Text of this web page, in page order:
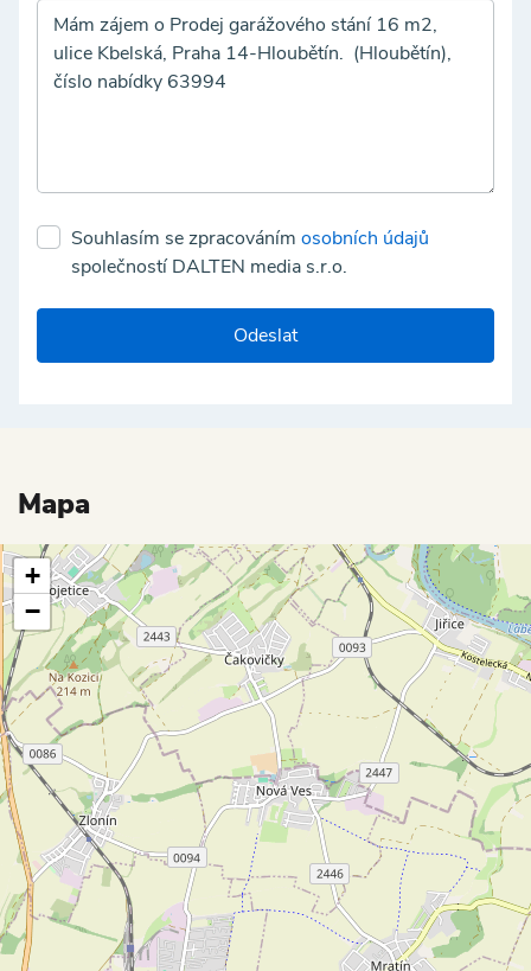
Souhlasím se zpracováním osobních údajů
společností DALTEN media s.r.o.
Odeslat
Mapa
+
−